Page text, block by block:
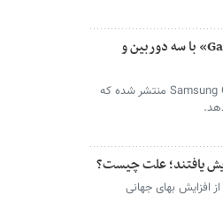
اولین نگاه به گوشی جدید سامسونگ / «Galaxy S26 FE» با سه دوربین و
تصاویر تازه‌ای از قاب‌های منتسب به Samsung Galaxy S26 FE منتشر شده که
افزایش بهای جهانی